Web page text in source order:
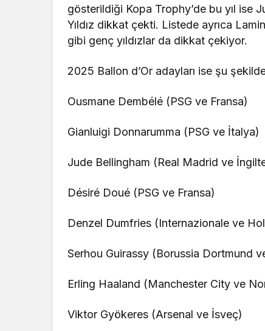
gösterildiği Kopa Trophy’de bu yıl ise
Yıldız dikkat çekti. Listede ayrıca
gibi genç yıldızlar da dikkat çekiyor.
2025 Ballon d’Or adayları ise şu
Ousmane Dembélé (PSG ve Fransa)
Gianluigi Donnarumma (PSG ve İtalya)
Jude Bellingham (Real Madrid ve
Désiré Doué (PSG ve Fransa)
Denzel Dumfries (Internazionale ve
Serhou Guirassy (Borussia Dortmund
Erling Haaland (Manchester City ve
Viktor Gyökeres (Arsenal ve İsveç)